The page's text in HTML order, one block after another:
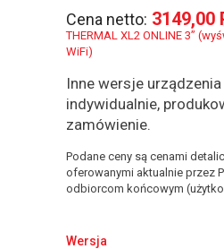
Cena netto: 3149,00
THERMAL XL2 ONLINE 3”
WiFi)
Inne wersje
indywidualnie,
zamówienie.
Podane ceny są cenami
oferowanymi aktualnie przez
odbiorcom końcowym
Wersja